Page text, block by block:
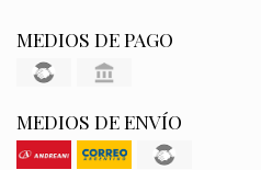
MEDIOS DE PAGO
MEDIOS DE ENVÍO